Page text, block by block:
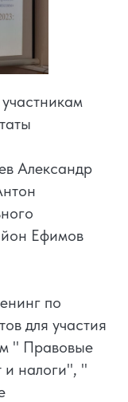
Александр
Ефимов
по
для участия
" Правовые
и налоги", "